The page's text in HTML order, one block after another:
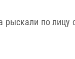
по лицу